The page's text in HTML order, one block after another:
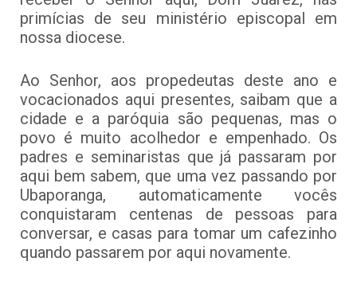
primícias de seu ministério episcopal em
nossa diocese.
Ao Senhor, aos propedeutas deste ano e
vocacionados aqui presentes, saibam que a
cidade e a paróquia são pequenas, mas o
povo é muito acolhedor e empenhado. Os
padres e seminaristas que já passaram por
aqui bem sabem, que uma vez passando por
Ubaporanga, automaticamente vocês
conquistaram centenas de pessoas para
conversar, e casas para tomar um cafezinho
quando passarem por aqui novamente.